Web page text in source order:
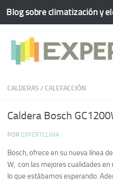
Saltar al contenido
CALDERAS / CALEFACCIÓN
Caldera Bosch
POR EXPERTCLIMA ·
Bosch, ofrece en su nueva línea
W, con las mejores cualidades
lo que estábamos esperando.